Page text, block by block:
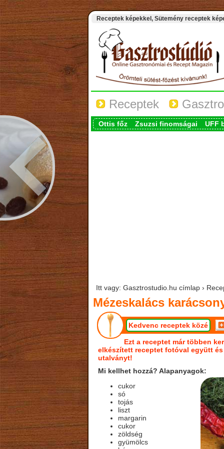
Receptek képekkel, Sütemény receptek
Receptek
Ottis főz Zsuzsi finomságai UFF
Itt vagy: Gasztrostudio.hu címlap ›
Mézeskalács
Kedvenc receptek közé
Ezt a receptet már többen
elkészített receptet fotóval együtt
utalványt!
Mi kellhet hozzá? Alapanyagok:
cukor
só
tojás
liszt
margarin
cukor
zöldség
gyümölcs